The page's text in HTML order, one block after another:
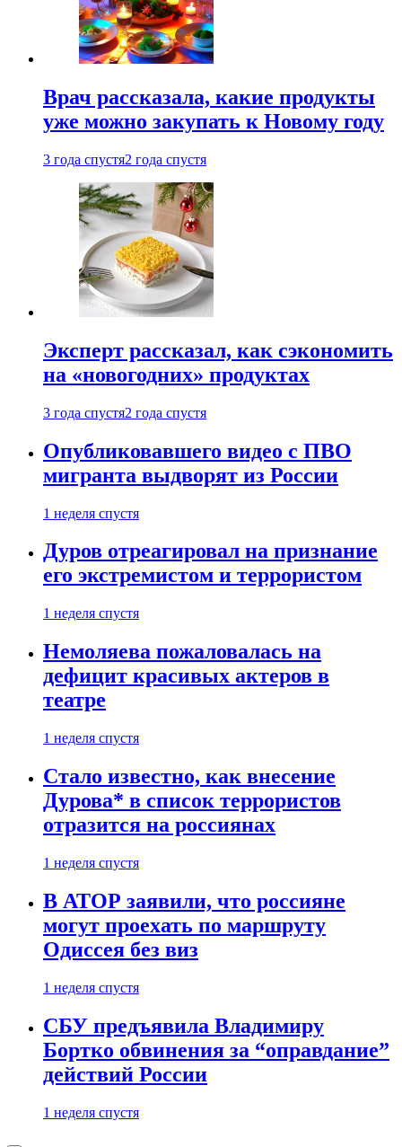
Врач рассказала, какие продукты
уже можно закупать к Новому году
3 года спустя2 года спустя
Эксперт рассказал, как сэкономить
на «новогодних» продуктах
3 года спустя2 года спустя
Опубликовавшего видео с ПВО
мигранта выдворят из России
1 неделя спустя
Дуров отреагировал на признание
его экстремистом и террористом
1 неделя спустя
Немоляева пожаловалась на
дефицит красивых актеров в
театре
1 неделя спустя
Стало известно, как внесение
Дурова* в список террористов
отразится на россиянах
1 неделя спустя
В АТОР заявили, что россияне
могут проехать по маршруту
Одиссея без виз
1 неделя спустя
СБУ предъявила Владимиру
Бортко обвинения за “оправдание”
действий России
1 неделя спустя